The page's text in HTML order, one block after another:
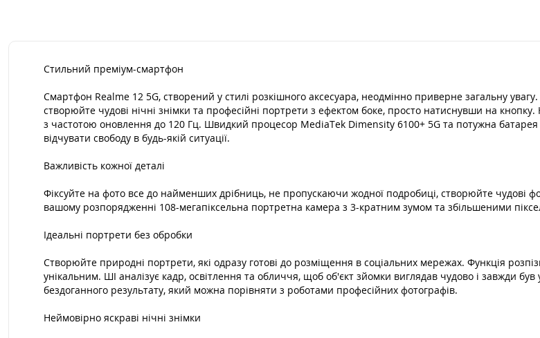
Стильний преміум-смартфон
Смартфон Realme 12 5G, створений у стилі розкішного аксесуара, неодмінно приверне загальну
створюйте чудові нічні знімки та професійні портрети з ефектом боке, просто натиснувши на
з частотою оновлення до 120 Гц. Швидкий процесор MediaTek Dimensity 6100+ 5G та потужна
відчувати свободу в будь-якій ситуації.
Важливість кожної деталі
Фіксуйте на фото все до найменших дрібниць, не пропускаючи жодної подробиці, створюйте чудові
вашому розпорядженні 108-мегапіксельна портретна камера з 3-кратним зумом та збільшеними
Ідеальні портрети без обробки
Створюйте природні портрети, які одразу готові до розміщення в соціальних мережах. Функція
унікальним. ШІ аналізує кадр, освітлення та обличчя, щоб об'єкт зйомки виглядав чудово і завжди
бездоганного результату, який можна порівняти з роботами професійних фотографів.
Неймовірно яскраві нічні знімки